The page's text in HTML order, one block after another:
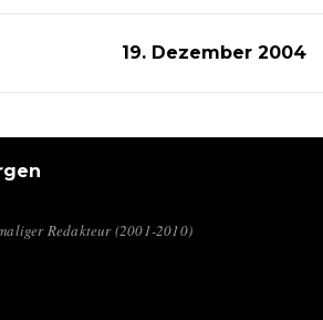
19. Dezember 2004
Redakteur (2001-2010)